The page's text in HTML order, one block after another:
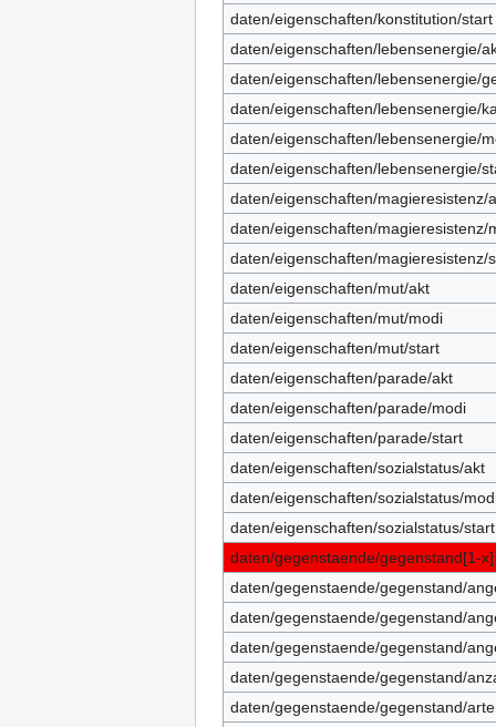
daten/eigenschaften/konstitution/start
daten/eigenschaften/lebensenergie/
daten/eigenschaften/lebensenergie/
daten/eigenschaften/lebensenergie/
daten/eigenschaften/lebensenergie/
daten/eigenschaften/lebensenergie/
daten/eigenschaften/magieresistenz/
daten/eigenschaften/magieresistenz/
daten/eigenschaften/magieresistenz/
daten/eigenschaften/mut/akt
daten/eigenschaften/mut/modi
daten/eigenschaften/mut/start
daten/eigenschaften/parade/akt
daten/eigenschaften/parade/modi
daten/eigenschaften/parade/start
daten/eigenschaften/sozialstatus/akt
daten/eigenschaften/sozialstatus/
daten/eigenschaften/sozialstatus/start
daten/gegenstaende/gegenstand[1-x]
daten/gegenstaende/gegenstand/
daten/gegenstaende/gegenstand/
daten/gegenstaende/gegenstand/
daten/gegenstaende/gegenstand/
daten/gegenstaende/gegenstand/